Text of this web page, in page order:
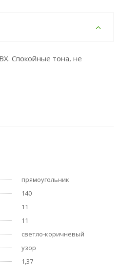
Спокойные тона, не
прямоугольник
140
11
11
светло-коричневый
узор
1,37